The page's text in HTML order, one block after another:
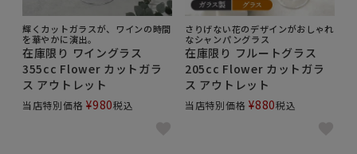
輝くカットガラスが、ワインの時間
を華やかに演出。
在庫限り ワイングラス
355cc Flower カットガラ
ス アウトレット
当店特別価格 ¥980税込
さりげない花のデザインがおしゃれ
なシャンパングラス
在庫限り フルートグラス
205cc Flower カットガラ
ス アウトレット
当店特別価格 ¥880税込